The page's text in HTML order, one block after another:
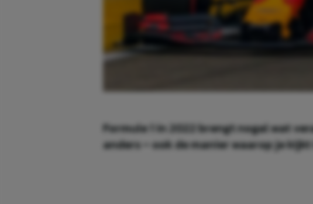
Formule 1 in 2022 brengt nogal wat
anders – ook de manier waarop je